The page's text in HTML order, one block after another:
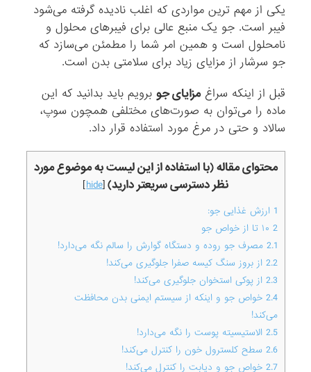
یکی از مهم ترین مواردی که ‏اغلب نادیده گرفته می‌شود
فیبر است. جو یک منبع عالی برای فیبرهای محلول و
نامحلول است و ‏همین امر شما را مطمئن می‌سازد که
جو سرشار از مزایای زیاد برای سلامتی بدن است.
قبل از ‏اینکه سراغمزایای جو برویم باید بدانید که این
ماده را می‌توان به صورت‌های مختلفی همچون ‏سوپ،
سالاد و حتی در مرغ مورد استفاده قرار داد‎.
محتوای مقاله (با استفاده از این لیست به موضوع مورد
نظر دسترسی سریعتر دارید)[
hide
]
1 ارزش غذایی جو:
2
2.1 ‎مصرف جو روده و دستگاه گوارش را سالم نگه ‏می‌دارد!
2.2 ‎از بروز سنگ کیسه صفرا جلوگیری می‌کند‎!
2.3 ‎از پوکی استخوان جلوگیری می‌کند‎!
2.4
خواص جو و اینکه ‎از سیستم ایمنی بدن محافظت
می‌کند‎!
2.5 ‎الاستیسیته پوست را نگه می‌دارد‎!
2.6
2.7 ‎خواص جو و دیابت را کنترل می‌کند‎!